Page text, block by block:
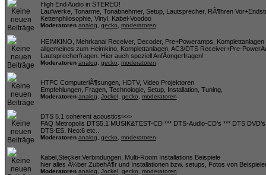
High End Audio in STEREO!
Laufwerke, Tonarme, Tonabnehmer, Setup, Lautsprecher, RÃ¶hren
Kettenphilosophie, Vinyl, Kabel-Voodoo
Moderatoren analog gecko moderatoren
HEIMKINO, Mehrkanal Receiver, Decoder, Pre+Poweramps, Komplettanlagen
allgemeines zum Heimkino, Komplettanlagen, AC3/DTS Receiver+Pre-
Lautsprecherfragen. Hier auch speziell AnfÃ¤ngerfragen!
Moderatoren analog gecko moderatoren
HTPC ComputerlÃ¶sungen, HDTV, Video Projektoren
Empfehlungen, Fragen, Technologie, Setup, Installation, Tuning,
Moderatoren analog Jockel gecko moderatoren
DTS 5.1 coherent acoustics>>>
FAQ Metropolis DTS5.1 MUSIK&TEST-CD *** DTS-Audio-CD's *** DTS
DTS-ES, Neo:6 etc..
Moderatoren analog gecko moderatoren
Kabel,Stecker,Verbindungen, Multi-Room Installations Beispiele
hier alles Ã¼ber ZubehÃ¶r und Installationen bzw. setups, Fotos von
Moderatoren analog Jockel gecko moderatoren